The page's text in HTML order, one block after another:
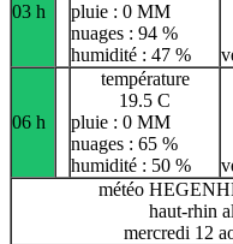
03 h
pluie : 0 MM
nuages : 94 %
humidité : 47 %
06 h
température
19.5 C
pluie : 0 MM
nuages : 65 %
humidité : 50 %
météo
haut-rhin
mercredi 12